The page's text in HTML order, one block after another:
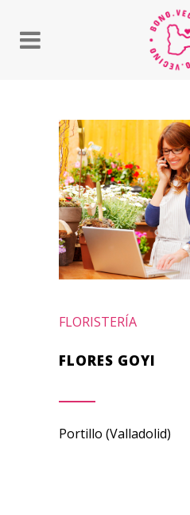
FLORISTERÍA
FLORES GOYI
Portillo (Valladolid)